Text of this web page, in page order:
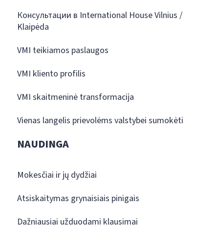
Консультации в International House Vilnius /
Klaipėda
VMI teikiamos paslaugos
VMI kliento profilis
VMI skaitmeninė transformacija
Vienas langelis prievolėms valstybei sumokėti
NAUDINGA
Mokesčiai ir jų dydžiai
Atsiskaitymas grynaisiais pinigais
Dažniausiai užduodami klausimai